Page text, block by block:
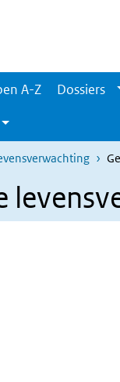
A-Z Dossiers